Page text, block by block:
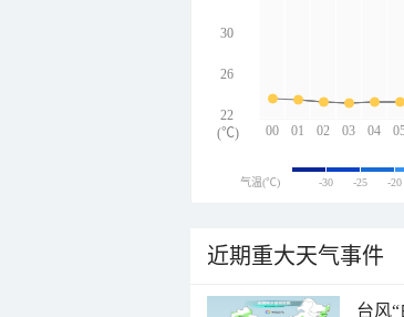
00 01 02 03 04
30
26
22
(℃)
气温(℃) -30 -25 -20
近期重大天气事件
台风